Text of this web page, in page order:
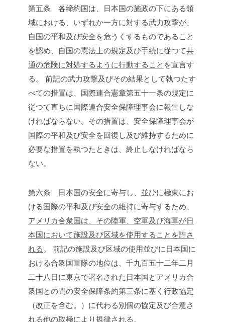
第五条 各締約国は、日本国の施政の下にある領
域における、いずれか一方に対する武力攻撃が、
自国の平和及び安全を危うくするものであること
を認め、自国の憲法上の規定及び手続に従つて共
通の危険に対処するように行動すること を宣言す
る。
前記の武力攻撃及びその結果として執つたす
べての措置は、国際連合憲章第五十一条の規定に
従つて直ちに国際連合安全保障理事会に報告しな
ければならない。その措置は、安全保障理事会が
国際の平和及び安全を回復し及び維持するために
必要な措置を執つたときは、終止しなければなら
ない。
第六条 日本国の安全に寄与し、並びに極東にお
ける国際の平和及び安全の維持に寄与するため、
アメリカ合衆国は、その陸軍、空軍及び海軍が日
本国において施設及び区域を使用することを許さ
れる 。
前記の施設及び区域の使用並びに日本国に
おける合衆国軍隊の地位は、千九百五十二年二月
二十八日に東京で署名された日本国とアメリカ合
衆国との間の安全保障条約第三条に基く行政協定
（改正を含む。）に代わる別個の協定及び合意さ
れる他の取極により規律される。